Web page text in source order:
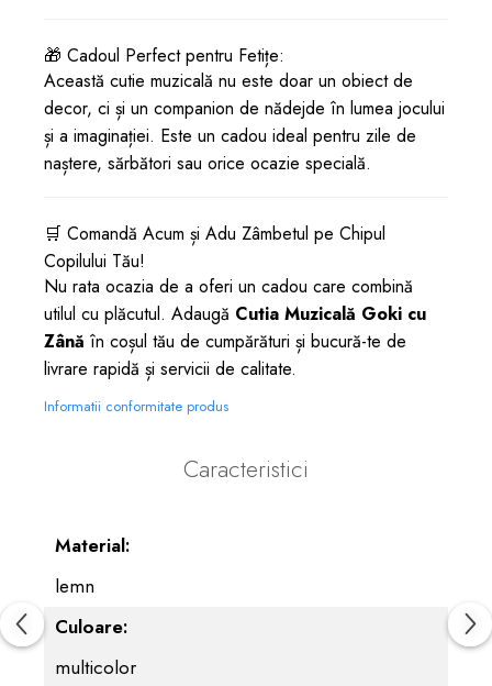
🎁 Cadoul Perfect pentru Fetițe:
Această cutie muzicală nu este doar un obiect de
decor, ci și un companion de nădejde în lumea jocului
și a imaginației. Este un cadou ideal pentru zile de
naștere, sărbători sau orice ocazie specială.
🛒 Comandă Acum și Adu Zâmbetul pe Chipul
Copilului Tău!
Nu rata ocazia de a oferi un cadou care combină
utilul cu plăcutul. Adaugă Cutia Muzicală Goki cu
Zână în coșul tău de cumpărături și bucură-te de
livrare rapidă și servicii de calitate.
Informatii conformitate produs
Caracteristici
Material:
lemn
Culoare:
multicolor